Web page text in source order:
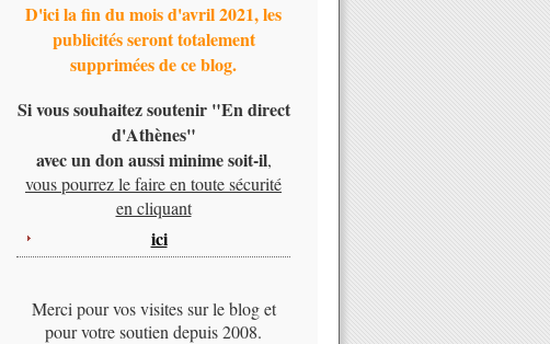
D'ici la fin du mois d'avril 2021, les
publicités seront totalement
supprimées de ce blog.
Si vous souhaitez soutenir "En direct
d'Athènes"
avec un don aussi minime soit-il,
vous pourrez le faire en toute sécurité
en cliquant
ici
Merci pour vos visites sur le blog et
pour votre soutien depuis 2008.